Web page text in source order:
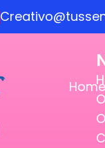
Home